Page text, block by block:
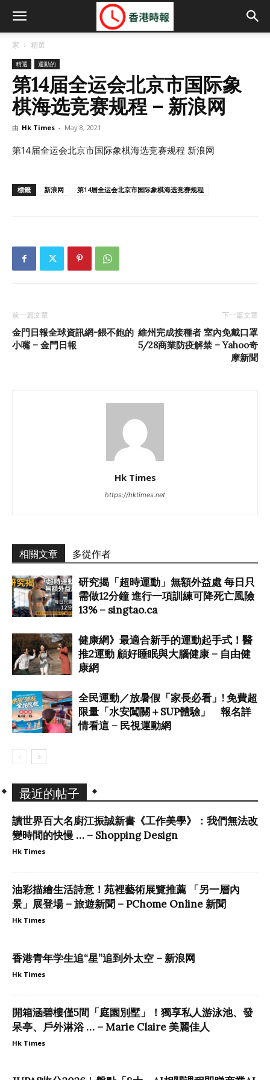
家 精選
精選 運動的
第14届全运会北京市国际象
棋海选竞赛规程 – 新浪网
由 Hk Times - May 8, 2021
第14届全运会北京市国际象棋海选竞赛规程 新浪网
標籤 新浪网 第14届全运会北京市国际象棋海选竞赛规程
前一篇文章
金門日報全球資訊網-餵不飽的
小嘴 – 金門日報
下一篇文章
維州完成接種者 室內免戴口罩
5/28商業防疫解禁 – Yahoo奇
摩新聞
Hk Times
https://hktimes.net
相關文章 多從作者
研究揭「超時運動」無額外益處 每日只
需做12分鐘 進行一項訓練可降死亡風險
13% – singtao.ca
健康網》最適合新手的運動起手式！醫
推2運動 顧好睡眠與大腦健康 – 自由健
康網
全民運動／放暑假「家長必看」! 免費超
限量「水安闖關＋SUP體驗」 報名詳
情看這 – 民視運動網
最近的帖子
讀世界百大名廚江振誠新書《工作美學》：我們無法改
變時間的快慢 … – Shopping Design
Hk Times
油彩描繪生活詩意！苑裡藝術展覽推薦 「另一層內
景」展登場 – 旅遊新聞 – PChome Online 新聞
Hk Times
香港青年学生追“星”追到外太空 – 新浪网
Hk Times
開箱涵碧樓僅5間「庭園別墅」！獨享私人游泳池、發
呆亭、戶外淋浴 … – Marie Claire 美麗佳人
Hk Times